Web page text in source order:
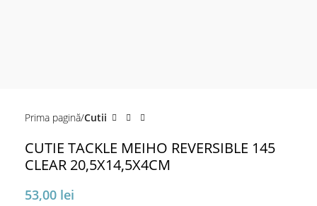
Prima pagină Cutii
CUTIE TACKLE MEIHO REVERSIBLE 145
CLEAR 20,5X14,5X4CM
53,00 lei